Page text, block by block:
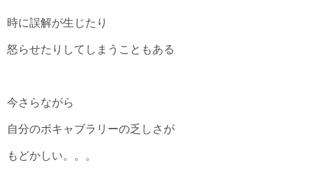
時に誤解が生じたり
怒らせたりしてしまうこともある
今さらながら
自分のボキャブラリーの乏しさが
もどかしい。。。